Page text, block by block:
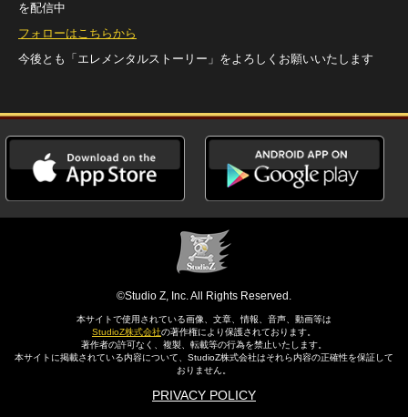
を配信中
フォローはこちらから
今後とも「エレメンタルストーリー」をよろしくお願いいたします
©Studio Z, Inc. All Rights Reserved.
本サイトで使用されている画像、文章、情報、音声、動画等は
StudioZ株式会社の著作権により保護されております。
著作者の許可なく、複製、転載等の行為を禁止いたします。
本サイトに掲載されている内容について、StudioZ株式会社はそれら内容の正確性を保証して
おりません。
PRIVACY POLICY